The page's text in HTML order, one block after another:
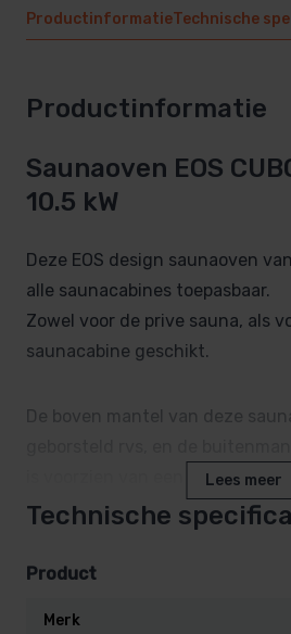
ProductinformatieTechnische
Productinformatie
Saunaoven EOS
10.5 kW
Deze EOS design saunaoven
alle saunacabines toepasbaar.
Zowel voor de prive sauna, als
saunacabine geschikt.
De boven mantel van deze
is voorzien van een degelijke
kleur antraciet.
De CUBO sauna kachel
Lees meer
Technische
Product
Merk